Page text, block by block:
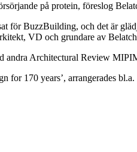
på protein, föreslog
för BuzzBuilding, och det är
VD och grundare av
andra Architectural Review
for 170 years’, arrangerades